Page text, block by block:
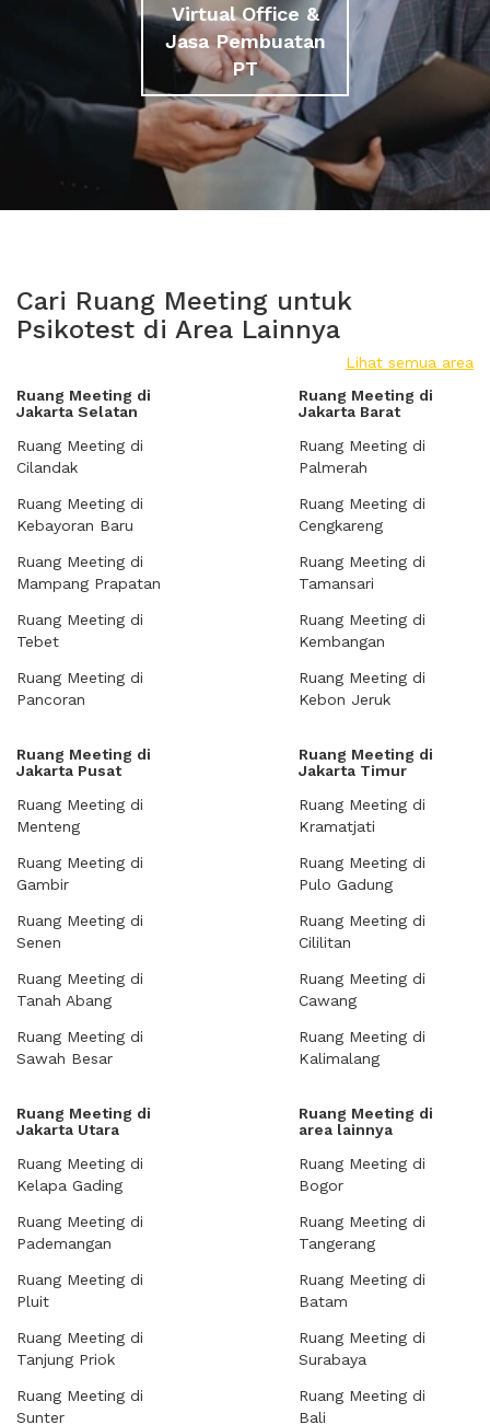
Virtual Office &
Jasa Pembuatan
PT
Cari Ruang Meeting untuk
Psikotest di Area Lainnya
Lihat semua area
Ruang Meeting di
Jakarta Selatan
Ruang Meeting di
Cilandak
Ruang Meeting di
Kebayoran Baru
Ruang Meeting di
Mampang Prapatan
Ruang Meeting di
Tebet
Ruang Meeting di
Pancoran
Ruang Meeting di
Jakarta Barat
Ruang Meeting di
Palmerah
Ruang Meeting di
Cengkareng
Ruang Meeting di
Tamansari
Ruang Meeting di
Kembangan
Ruang Meeting di
Kebon Jeruk
Ruang Meeting di
Jakarta Pusat
Ruang Meeting di
Menteng
Ruang Meeting di
Gambir
Ruang Meeting di
Senen
Ruang Meeting di
Tanah Abang
Ruang Meeting di
Sawah Besar
Ruang Meeting di
Jakarta Timur
Ruang Meeting di
Kramatjati
Ruang Meeting di
Pulo Gadung
Ruang Meeting di
Cililitan
Ruang Meeting di
Cawang
Ruang Meeting di
Kalimalang
Ruang Meeting di
Jakarta Utara
Ruang Meeting di
Kelapa Gading
Ruang Meeting di
Pademangan
Ruang Meeting di
Pluit
Ruang Meeting di
Tanjung Priok
Ruang Meeting di
Sunter
Ruang Meeting di
area lainnya
Ruang Meeting di
Bogor
Ruang Meeting di
Tangerang
Ruang Meeting di
Batam
Ruang Meeting di
Surabaya
Ruang Meeting di
Bali